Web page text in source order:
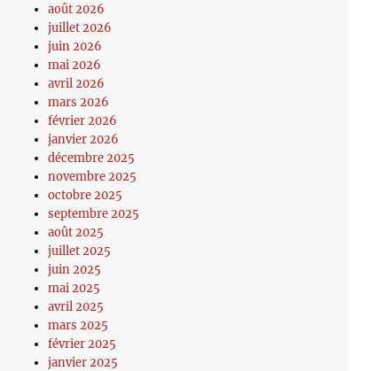
août 2026
juillet 2026
juin 2026
mai 2026
avril 2026
mars 2026
février 2026
janvier 2026
décembre 2025
novembre 2025
octobre 2025
septembre 2025
août 2025
juillet 2025
juin 2025
mai 2025
avril 2025
mars 2025
février 2025
janvier 2025